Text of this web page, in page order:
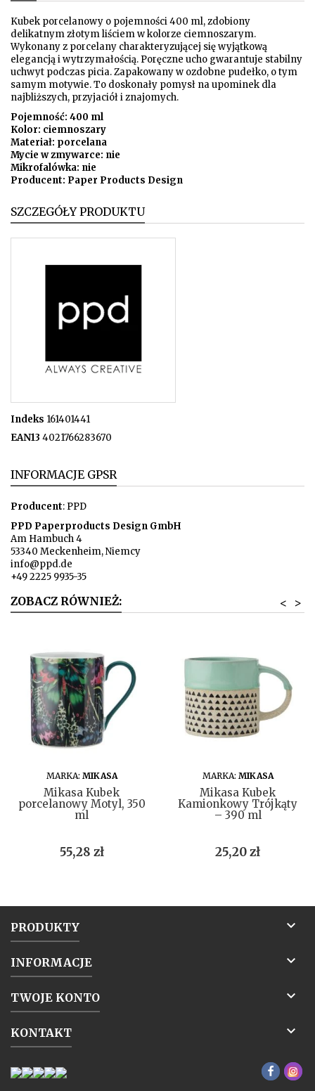
Kubek porcelanowy o pojemności 400 ml, zdobiony
delikatnym złotym liściem w kolorze ciemnoszarym.
Wykonany z porcelany charakteryzującej się wyjątkową
elegancją i wytrzymałością. Poręczne ucho gwarantuje stabilny
uchwyt podczas picia. Zapakowany w ozdobne pudełko, o tym
samym motywie. To doskonały pomysł na upominek dla
najbliższych, przyjaciół i znajomych.
Pojemność: 400 ml
Kolor: ciemnoszary
Materiał: porcelana
Mycie w zmywarce: nie
Mikrofalówka: nie
Producent: Paper Products Design
SZCZEGÓŁY PRODUKTU
Indeks 161401441
EAN13 4021766283670
INFORMACJE GPSR
Producent: PPD
PPD Paperproducts Design GmbH
Am Hambuch 4
53340 Meckenheim, Niemcy
info@ppd.de
+49 2225 9935-35
ZOBACZ RÓWNIEŻ: >
<
DO KOSZYKA
MARKA: MIKASA
Mikasa Kubek
porcelanowy Motyl, 350
ml
Cena
55,28 zł
DO KOSZYKA
MARKA: MIKASA
Mikasa Kubek
Kamionkowy Trójkąty
– 390 ml
Cena
25,20 zł
PRODUKTY 
INFORMACJE 
TWOJE KONTO 
KONTAKT 